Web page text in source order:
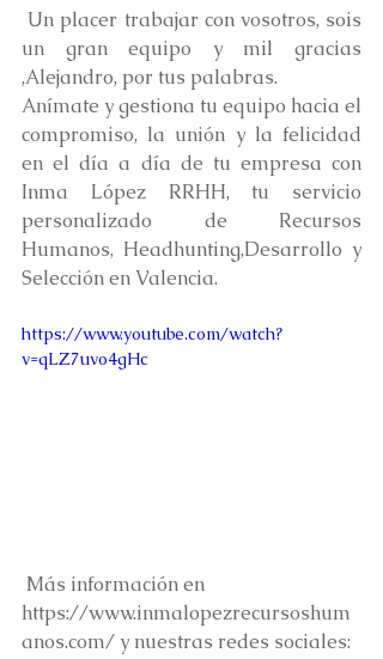
un gran equipo y mil gracias
,Alejandro, por tus palabras.
Anímate y gestiona tu equipo hacia el
compromiso, la unión y la felicidad
en el día a día de tu empresa con
Inma López RRHH, tu servicio
personalizado de Recursos
Humanos, Headhunting,Desarrollo y
Selección en Valencia.
https://www.youtube.com/watch?
v=qLZ7uvo4gHc
https://www.inmalopezrecursoshum
anos.com/ y nuestras redes sociales: